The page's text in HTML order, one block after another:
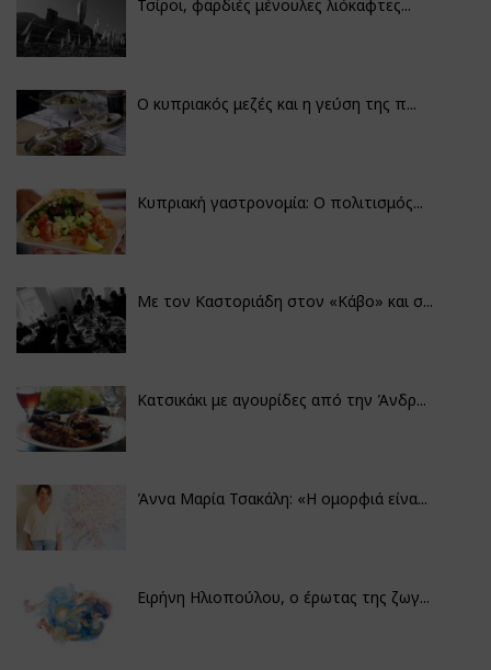
Τσίροι, φαρδιές μένουλες λιόκαφτες...
Ο κυπριακός μεζές και η γεύση της π...
Κυπριακή γαστρονομία: Ο πολιτισμός...
Με τον Καστοριάδη στον «Κάβο» και σ...
Κατσικάκι με αγουρίδες από την Άνδρ...
Άννα Μαρία Τσακάλη: «Η ομορφιά είνα...
Ειρήνη Ηλιοπούλου, ο έρωτας της ζωγ...